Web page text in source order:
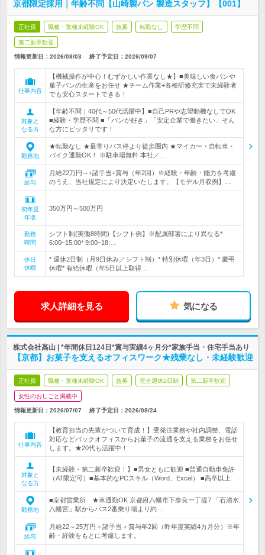
京都限定採用｜年齢不問【山崎製パン 製造スタッフ】【001】
正社員 職種・業種未経験OK 急募 転勤なし 学歴不問
第二新卒歓迎
情報更新日：2026/08/03 終了予定日： 2026/09/07
仕事内容
【機械操作が中心！むずかしい作業なし★】■美味しい食パンや
菓子パンの生産をお任せ ★チーム作業+各種研修充実で未経験者
でも安心スタートできる！
対象と
なる方
【年齢不問｜40代～50代活躍中】■自己PRや志望動機なしでOK
■経験・学歴不問 ■「パンが好き」「安定企業で働きたい」そん
な方にピッタリです！
勤務地
★転勤なし ★最寄りバス停より徒歩圏内 ★マイカー・自転車・
バイク通勤OK！ ※駐車場無料 本社／…
給与
月給22万円～+諸手当+賞与（年2回）※経験・年齢・能力を考慮
のうえ、当社規定により決定いたします。【モデル月収例】…
初年度
年収
350万円～500万円
勤務
時間
シフト制(実働8時間)【シフト例】※配属部署により異なる*
6:00~15:00* 9:00~18:…
休日
休暇
* 週休2日制（月9日休み／シフト制）* 特別休暇（年3日）* 慶弔
休暇* 有給休暇（年5日以上取得…
求人詳細を見る 気になる
株式会社高山 | *年間休日124日*賞与実績4ヶ月分*家族手当・住宅手当あり
【京都】お菓子を支えるオフィスワーク★残業なし・未経験歓迎
正社員 職種・業種未経験OK 急募 完全週休2日制 第二新卒歓迎
女性のおしごと掲載中
情報更新日：2026/07/07 終了予定日： 2026/08/24
仕事内容
【教育担当の先輩がついて育成！】受発注業務や社内調整、電話
対応などバックオフィスからお菓子の流通を支える業務をお任せ
します。★20代も活躍中！
対象と
なる方
【未経験・第二新卒歓迎！】■男女ともに歓迎 ■普通自動車免許
（AT限定可）■基本的なPCスキル（Word、Excel） ■高卒以上
勤務地
■京都営業所 ★車通勤OK 京都府八幡市下奈良一丁堤7 「石清水
八幡宮」駅からバス2番乗り場より約…
給与
月給22～25万円＋諸手当＋賞与年2回（昨年度実績4カ月分）※年
齢・経験をもとに考慮します。